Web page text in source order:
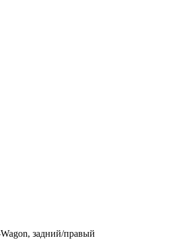
задний/правый